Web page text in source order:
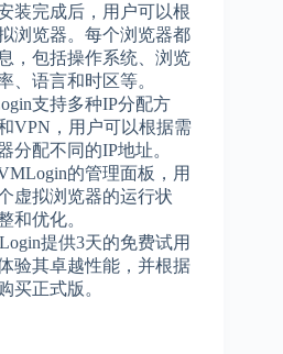
安装完成后，用户可以根
浏览器。每个浏览器都
，包括操作系统、浏览
、语言和时区等。
支持多种IP分配方
VPN，用户可以根据需
分配不同的IP地址。
的管理面板，用
虚拟浏览器的运行状
和优化。
提供3天的免费试用
验其卓越性能，并根据
买正式版。